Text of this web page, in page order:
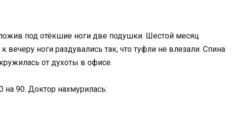
под отёкшие ноги две подушки. Шестой месяц
вечеру ноги раздувались так, что туфли не влезали. Спина
от духоты в офисе.
на 90. Доктор нахмурилась: